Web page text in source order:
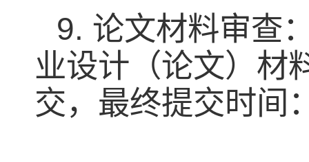
9. 论文材料审查
业设计（论文）材
交，最终提交时间